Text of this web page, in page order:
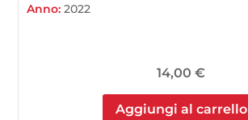
Anno:2022
14,00 €
Aggiungi al carrello